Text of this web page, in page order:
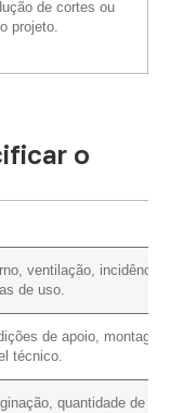
de cortes ou
projeto.
o
ventilação, incidência
de uso.
de apoio,
técnico.
quantidade de